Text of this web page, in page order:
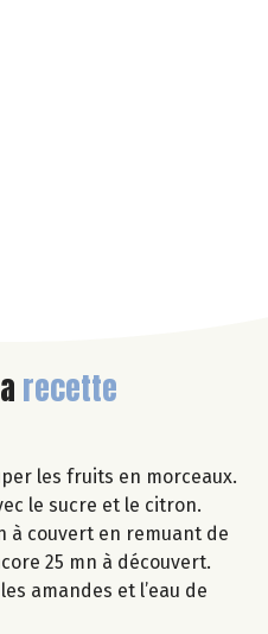
recette
les fruits en morceaux.
le sucre et le citron.
à couvert en remuant de
25 mn à découvert.
amandes et l’eau de